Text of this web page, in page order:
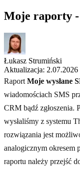
Moje raporty -
Łukasz Strumiński
Aktualizacja: 2.07.2026
Raport Moje wysłane
wiadomościach SMS
CRM bądź zgłoszenia.
wysłaliśmy z systemu
rozwiązania jest
analogicznym okresem
raportu należy przejść